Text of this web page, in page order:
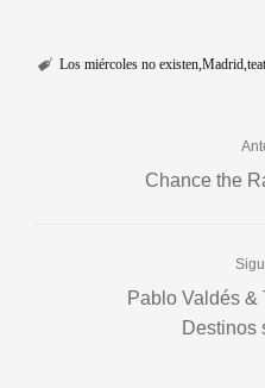
Los miércoles no existen Madrid
Chance the
Pablo Valdés &
Destinos